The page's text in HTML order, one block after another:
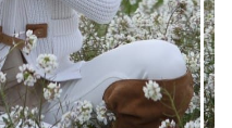
Ir al post